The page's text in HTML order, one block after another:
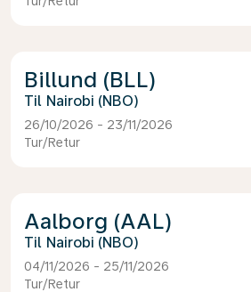
Billund (BLL)
Nairobi (NBO)
26/10/2026 - 23/11/2026
Tur/Retur
Aalborg (AAL)
Nairobi (NBO)
04/11/2026 - 25/11/2026
Tur/Retur